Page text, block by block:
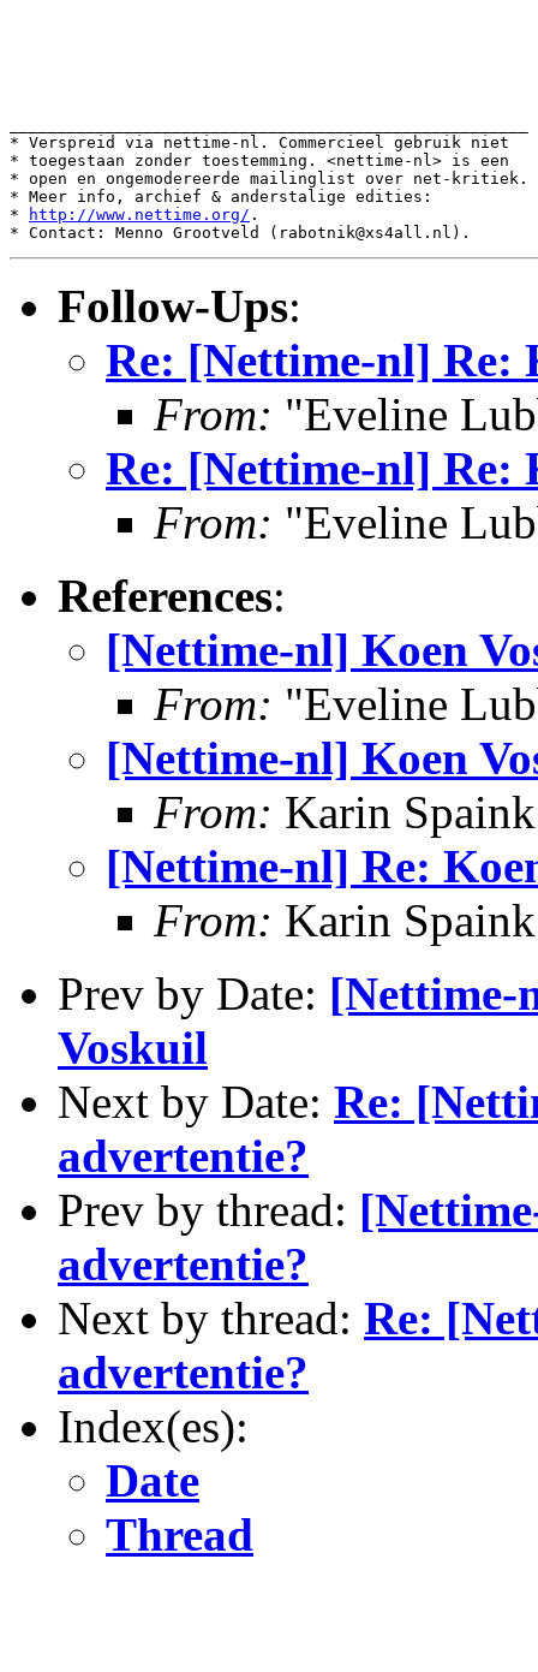
* Verspreid via nettime-nl. Commercieel gebruik niet
* toegestaan zonder toestemming. <nettime-nl> is een
* open en ongemodereerde mailinglist over net-kritiek.
* Meer info, archief & anderstalige edities:
*
http://www.nettime.org/ .
Follow-Ups:
Re: [Nettime-nl] Re:
From: "Eveline
Re: [Nettime-nl] Re:
From: "Eveline
References:
[Nettime-nl] Koen
From: "Eveline
[Nettime-nl] Koen
From: Karin
[Nettime-nl] Re:
From: Karin
Prev by Date: [Nettime-
Voskuil
Next by Date: Re:
advertentie?
Prev by thread:
advertentie?
Next by thread: Re:
advertentie?
Index(es):
Date
Thread